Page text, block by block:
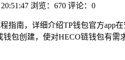
浏览：670 评论：0
指南，详细介绍TP钱包官方
包创建，使对HECO链钱包有